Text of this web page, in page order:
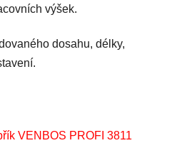
výšek.
dosahu, délky,
VENBOS PROFI 3811